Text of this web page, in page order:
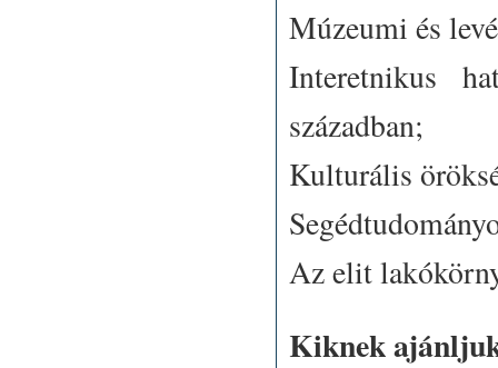
Múzeumi és
Interetnikus
században;
Kulturális
Az elit
Kiknek